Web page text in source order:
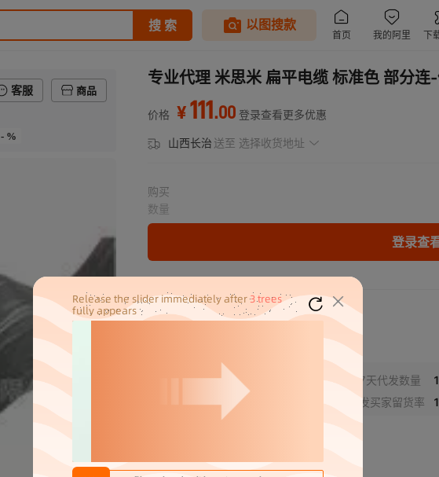
客服 商品
- %
专业代理 米思米 扁平电缆 标准色 部分
价格 ¥111.00 登录查看更多优惠
山西长治 送至 选择收货地址
购买
数量
登录查
分销代发
近30天代发数量 近7天代发数量
代发品质达标率
代发买家留货率